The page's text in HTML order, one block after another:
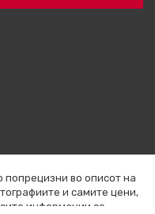
во описот на
и самите цени,
информации се